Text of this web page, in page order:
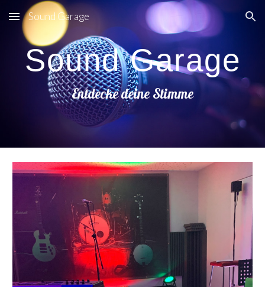
Skip to main content Skip to navigation
Sound Garage
Sound Garage
Entdecke deine Stimme